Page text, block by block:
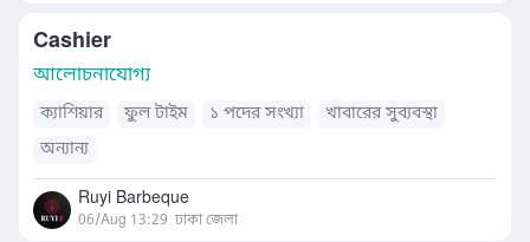
Cashier
আলোচনাযোগ্য
ক্যাশিয়ার ফুল টাইম ১ পদের সংখ্যা
খাবারের সুব্যবস্থা
অন্যান্য
Ruyi Barbeque
06/Aug 13:29 ঢাকা জেলা